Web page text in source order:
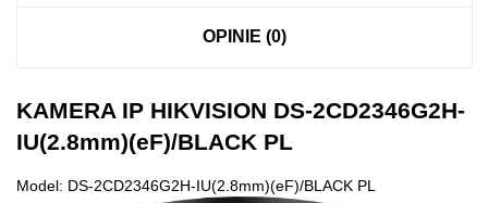
OPINIE (0)
KAMERA IP HIKVISION DS-2CD2346G2H-
IU(2.8mm)(eF)/BLACK PL
Model: DS-2CD2346G2H-IU(2.8mm)(eF)/BLACK PL